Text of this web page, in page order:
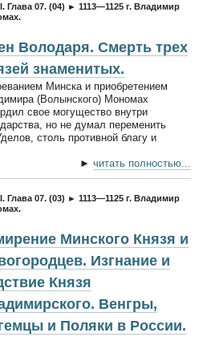
Глава 07. (04) ► 1113—1125 г. Владимир
Володаря. Смерть трех
знаменитых.
Минска и приобретением
(Волынского) Мономах
свое могущество внутри
но не думал переменить
столь противной благу и
► читать полностью...
Глава 07. (03) ► 1113—1125 г. Владимир
Минского Князя и
Изгнание и
Князя
Венгры,
и Поляки в России.